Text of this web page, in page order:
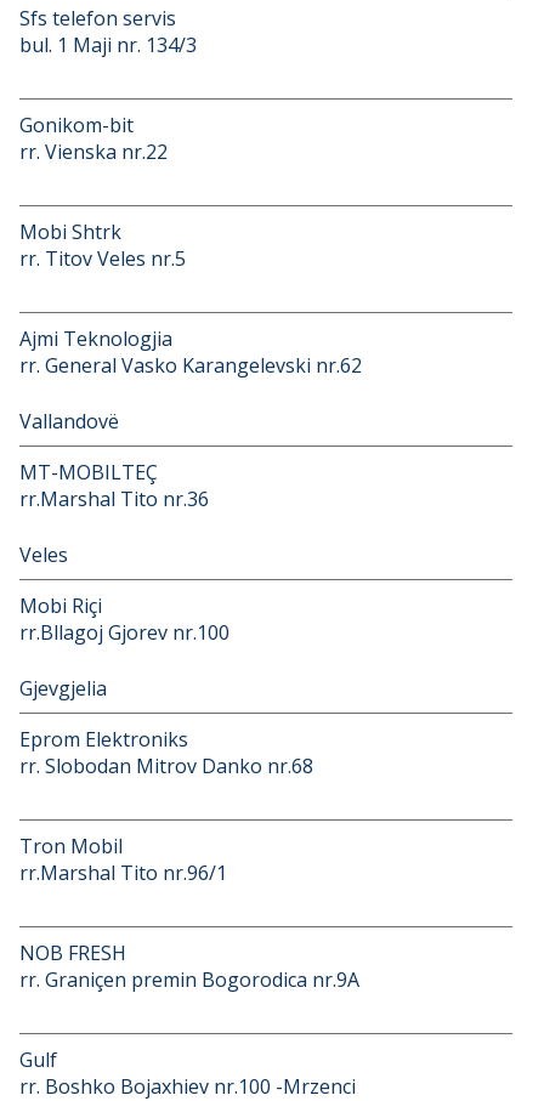
Sfs telefon servis
bul. 1 Maji nr. 134/3
Gonikom-bit
rr. Vienska nr.22
Mobi Shtrk
rr. Titov Veles nr.5
Ajmi Teknologjia
rr. General Vasko Karangelevski nr.62
Vallandovë
MT-MOBILTEÇ
rr.Marshal Tito nr.36
Veles
Mobi Riçi
rr.Bllagoj Gjorev nr.100
Gjevgjelia
Eprom Elektroniks
rr. Slobodan Mitrov Danko nr.68
Tron Mobil
rr.Marshal Tito nr.96/1
NOB FRESH
rr. Graniçen premin Bogorodica nr.9A
Gulf
rr. Boshko Bojaxhiev nr.100 -Mrzenci